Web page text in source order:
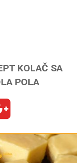
KOLAČ SA
POLA